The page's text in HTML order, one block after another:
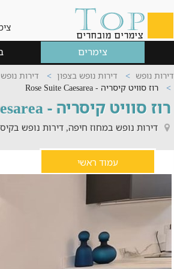
צימרים
דירות נופש דירות נופש בצפון
דירות
רוז סוויט קיסריה - Rose Suite Caesarea
רוז סוויט קיסריה - Rose Suite Caesarea
דירות נופש במחוז חיפה, דירות נופש
עמוד ראשי